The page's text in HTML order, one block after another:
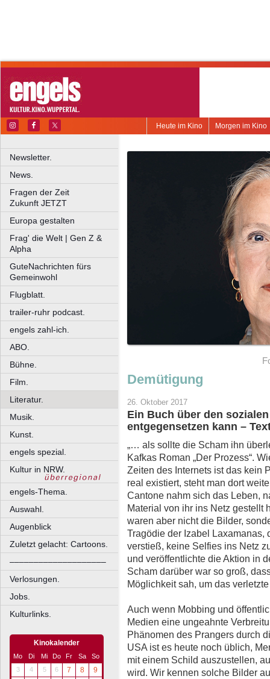
Morgen im Kino
Heute im Kino
Newsletter.
News.
Fragen der Zeit
Zukunft JETZT
Europa gestalten
Frag' die Welt | Gen Z &
Alpha
GuteNachrichten fürs
Gemeinwohl
Flugblatt.
trailer-ruhr podcast.
engels zahl-ich.
ABO.
Bühne.
Film.
Literatur.
Musik.
Kunst.
engels spezial.
Kultur in NRW.
engels-Thema.
Auswahl.
Augenblick
Zuletzt gelacht: Cartoons.
––––––––––––––––––––
Verlosungen.
Jobs.
Kulturlinks.
Kinokalender
Mo Di Mi Do Fr Sa
So
3
4 5 6 7 8
9
Demütigung
26. Oktober 2017
Ein Buch über den
entgegensetzen kann –
„… als sollte die Scham ihn
Kafkas Roman „Der Prozess“.
Zeiten des Internets ist das kein
real existiert, steht man dort
Cantone nahm sich das Leben,
Material von ihr ins Netz gestellt
waren aber nicht die Bilder,
Tragödie der Izabel Laxamanas,
verstieß, keine Selfies ins Netz
und veröffentlichte die Aktion in
Scham darüber war so groß,
Möglichkeit sah, um das
Auch wenn Mobbing und
Medien eine ungeahnte
Phänomen des Prangers durch
USA ist es heute noch üblich,
mit einem Schild auszustellen,
wird. Wir kennen solche Bilder